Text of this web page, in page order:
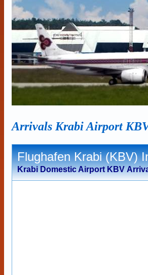
Arrivals Krabi Airport
Flughafen Krabi (KBV)
Krabi Domestic